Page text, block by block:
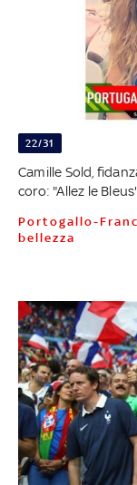
22/31
Camille Sold,
coro: "Allez le
Portogallo-Francia, va in scena la sfida della
bellezza